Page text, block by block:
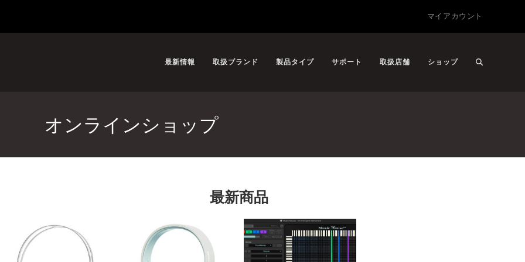
マイアカウント
最新情報 取扱ブランド 製品タイプ サポート 取扱店舗 ショップ
オンラインショップ
最新商品